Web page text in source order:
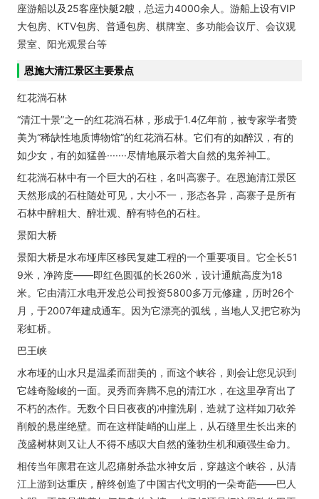
座游船以及25客座快艇2艘，总运力4000余人。游船上设有VIP
大包房、KTV包房、普通包房、棋牌室、多功能会议厅、会议观
景室、阳光观景台等
恩施大清江景区主要景点
红花淌石林
“清江十景”之一的红花淌石林，形成于1.4亿年前，被专家学者赞
美为“稀缺性地质博物馆”的红花淌石林。它们有的如醉汉，有的
如少女，有的如猛兽·······尽情地展示着大自然的鬼斧神工。
红花淌石林中有一个巨大的石柱，名叫高寨子。在恩施清江景区
天然形成的石柱随处可见，大小不一，形态各异，高寨子是所有
石林中醉粗大、醉壮观、醉有特色的石柱。
景阳大桥
景阳大桥是水布垭库区移民复建工程的一个重要项目。它全长51
9米，净跨度——即红色圆弧的长260米，设计通航高度为18
米。它由清江水电开发总公司投资5800多万元修建，历时26个
月，于2007年建成通车。因为它漂亮的弧线，当地人又把它称为
彩虹桥。
巴王峡
水布垭的山水只是温柔而甜美的，而这个峡谷，则会让您见识到
它雄奇险峻的一面。灵秀而奔腾不息的清江水，在这里孕育出了
不朽的杰作。无数个日日夜夜的冲撞洗刷，造就了这样如刀砍斧
削般的悬崖绝壁。而在这样陡峭的山崖上，从石缝里生长出来的
茂盛树林则又让人不得不感叹大自然的蓬勃生机和顽强生命力。
相传当年廪君在这儿忍痛射杀盐水神女后，穿越这个峡谷，从清
江上游到达重庆，醉终创造了中国古代文明的一朵奇葩——巴人